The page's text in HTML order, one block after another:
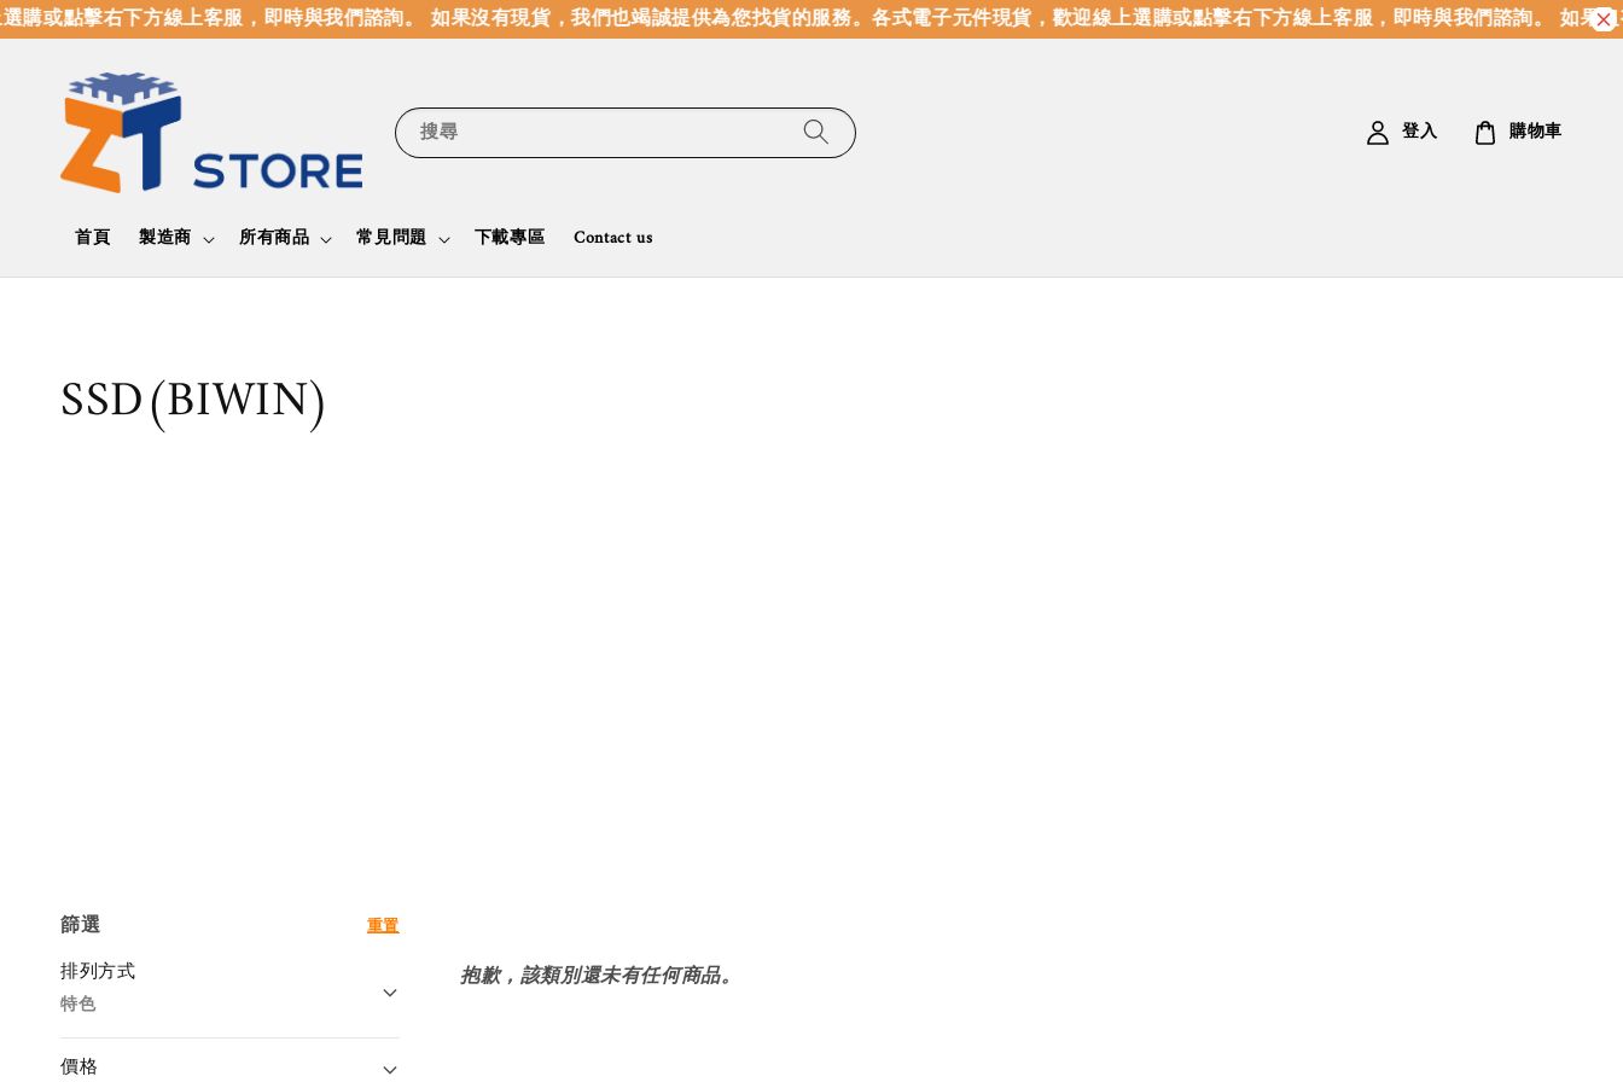
或點擊右下方線上客服，即時與我們諮詢。 如果沒有現貨，我們也竭誠提供為您找貨的服務。各式電子元件現貨，歡迎線上選購或點擊右下方線上客服，即時與我們諮詢。 如果沒
搜尋
首頁 製造商 所有商品 常見問題 下載專區 Contact us
登入 購物車
SSD(BIWIN)
篩選 重置
排列方式
特色
價格
抱歉，該類別還未有任何商品。